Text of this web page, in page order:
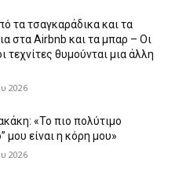
τα τσαγκαράδικα και τα
στα Airbnb και τα μπαρ – Οι
τεχνίτες θυμούνται μια άλλη
2026
«Το πιο πολύτιμο
μου είναι η κόρη μου»
2026